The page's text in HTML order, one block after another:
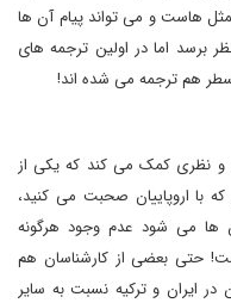
هاست و می تواند پیام آن ها
برسد اما در اولین ترجمه های
هم ترجمه می شده اند!
و نظری کمک می کند که یکی از
اروپاییان صحبت می کنید،
می شود عدم وجود هرگونه
حتی بعضی از کارشناسان هم
ایران و ترکیه نسبت به سایر